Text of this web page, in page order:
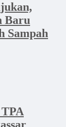
Baru
Sampah